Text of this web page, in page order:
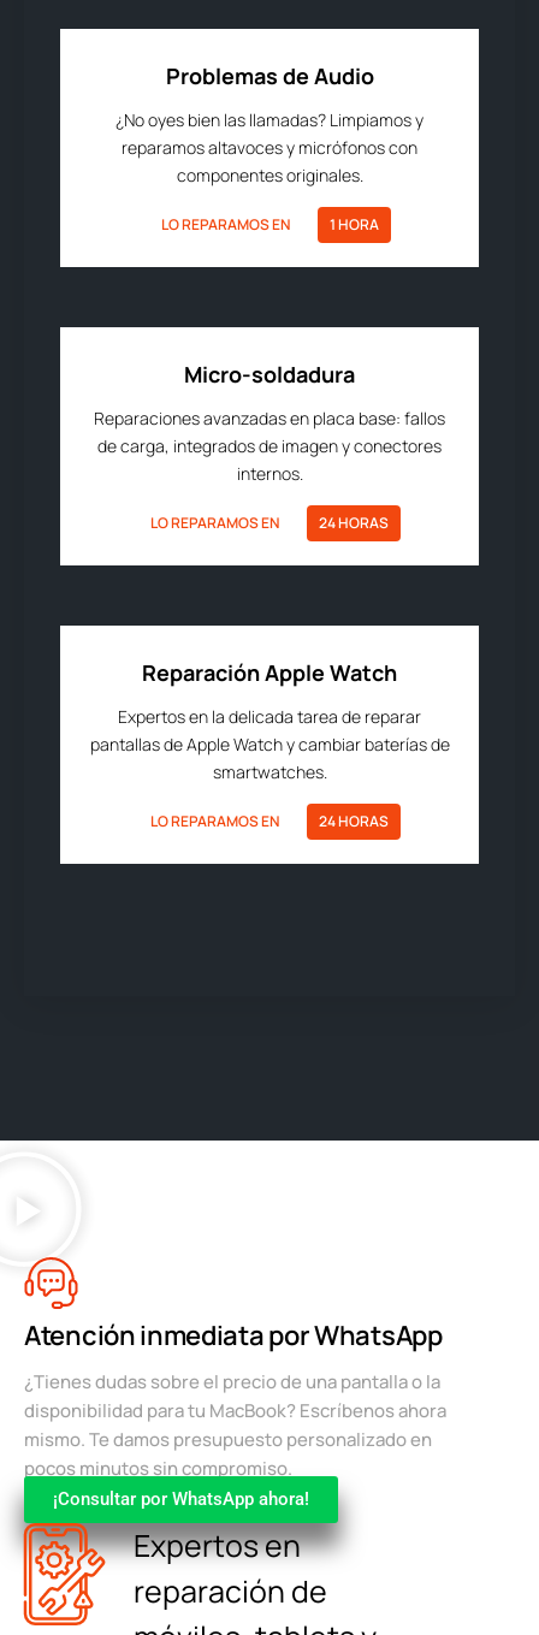
Problemas de Audio
¿No oyes bien las llamadas? Limpiamos y
reparamos altavoces y micrófonos con
componentes originales.
LO REPARAMOS EN 1 HORA
Micro-soldadura
Reparaciones avanzadas en placa base: fallos
de carga, integrados de imagen y conectores
internos.
LO REPARAMOS EN 24 HORAS
Reparación Apple Watch
Expertos en la delicada tarea de reparar
pantallas de Apple Watch y cambiar baterías de
smartwatches.
LO REPARAMOS EN 24 HORAS
Atención inmediata por WhatsApp
¿Tienes dudas sobre el precio de una pantalla o la
disponibilidad para tu MacBook? Escríbenos ahora
mismo. Te damos presupuesto personalizado en
pocos minutos sin compromiso.
¡Consultar por WhatsApp ahora!
Expertos en
reparación de